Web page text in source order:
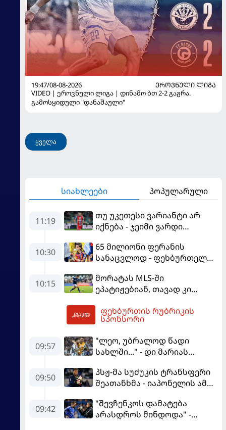
19:47/08-08-2026
ᲔᲠᲝᲕᲜᲣᲚᲘ ᲚᲘᲒᲐ
VIDEO | ეროვნული ლიგა | დინამო ბთ 2-2 გაგრა.
გამოსყიდული "დანაშაული"
ყველა
სიახლეები პოპულარული
11:19
თუ უკეთესი ვარიანტი არ
იქნება - ჯეიმი ვარდი
დაბრუნდეს
10:30
65 მილიონი ფერანის
სანაცვლოდ - ფეხბურთელს
სოლიდური თანხის მიღებას
გეგმავს
10:15
მორატას MLS-ში
ეპატიჟებიან, თავად კი
გადაწყვეტილებას ელის
ფეხბურთის რუბრიკის
სპონსორი
09:57
"ლეო, უბრალოდ წადი
სახლში..." - დი მარიას
09:50
პსჟ-მა სუძუკის ტრანსფერი
შეათანხმა - იაპონელის ამ
შევალიეს
გადაწყვეტილებაზე გადის
09:42
"შევჩენკოს დამატება
არასდროს მინდოდა" -